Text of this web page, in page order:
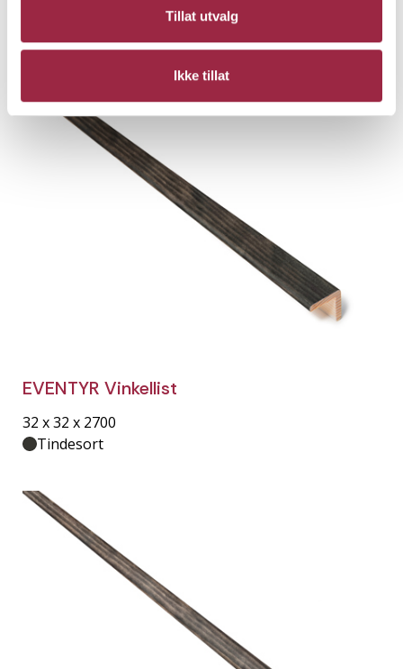
Tillat utvalg
Ikke tillat
Tindesort
EVENTYR Vinkellist
32 x 32 x 2700
Tindesort